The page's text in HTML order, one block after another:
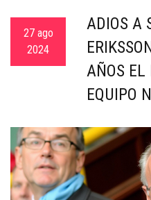
27 ago
2024
ADIÓS A
AÑOS EL
EQUIPO